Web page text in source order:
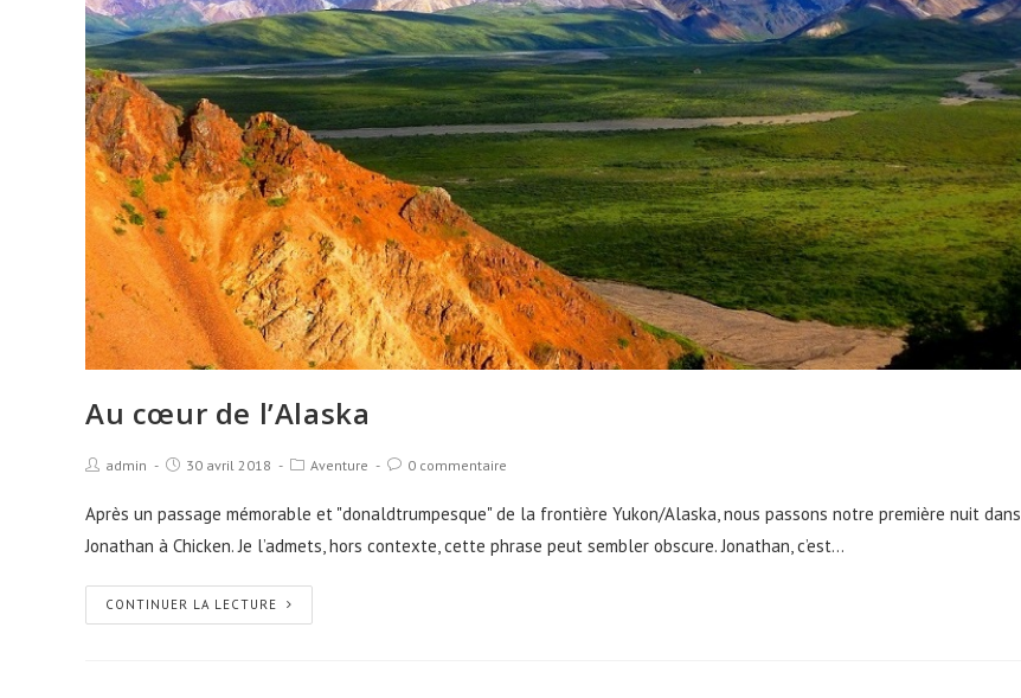
Au cœur de l’Alaska
admin 30 avril 2018 Aventure 0 commentaire
Après un passage mémorable et "donaldtrumpesque" de la frontière Yukon/Alaska, nous passons notre première nuit dans
Jonathan à Chicken. Je l’admets, hors contexte, cette phrase peut sembler obscure. Jonathan, c’est…
CONTINUER LA LECTURE